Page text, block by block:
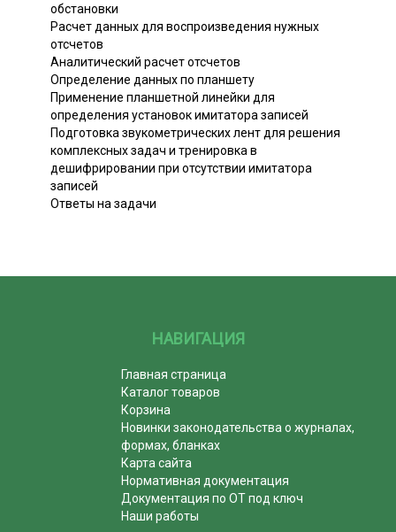
обстановки
Расчет данных для воспроизведения нужных
отсчетов
Аналитический расчет отсчетов
Определение данных по планшету
Применение планшетной линейки для
определения установок имитатора записей
Подготовка звукометрических лент для решения
комплексных задач и тренировка в
дешифрировании при отсутствии имитатора
записей
Ответы на задачи
НАВИГАЦИЯ
Главная страница
Каталог товаров
Корзина
Новинки законодательства о журналах,
формах, бланках
Карта сайта
Нормативная документация
Документация по ОТ под ключ
Наши работы